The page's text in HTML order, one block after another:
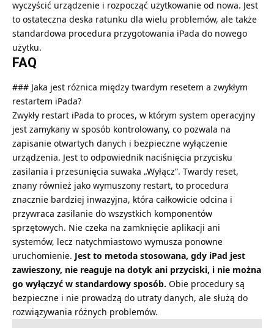
wyczyścić urządzenie i rozpocząć użytkowanie od nowa. Jest
to ostateczna deska ratunku dla wielu problemów, ale także
standardowa procedura przygotowania iPada do nowego
użytku.
FAQ
### Jaka jest różnica między twardym resetem a zwykłym
restartem iPada?
Zwykły restart iPada to proces, w którym system operacyjny
jest zamykany w sposób kontrolowany, co pozwala na
zapisanie otwartych danych i bezpieczne wyłączenie
urządzenia. Jest to odpowiednik naciśnięcia przycisku
zasilania i przesunięcia suwaka „Wyłącz”. Twardy reset,
znany również jako wymuszony restart, to procedura
znacznie bardziej inwazyjna, która całkowicie odcina i
przywraca zasilanie do wszystkich komponentów
sprzętowych. Nie czeka na zamknięcie aplikacji ani
systemów, lecz natychmiastowo wymusza ponowne
uruchomienie. Jest to metoda stosowana, gdy iPad jest
zawieszony, nie reaguje na dotyk ani przyciski, i nie można
go wyłączyć w standardowy sposób. Obie procedury są
bezpieczne i nie prowadzą do utraty danych, ale służą do
rozwiązywania różnych problemów.